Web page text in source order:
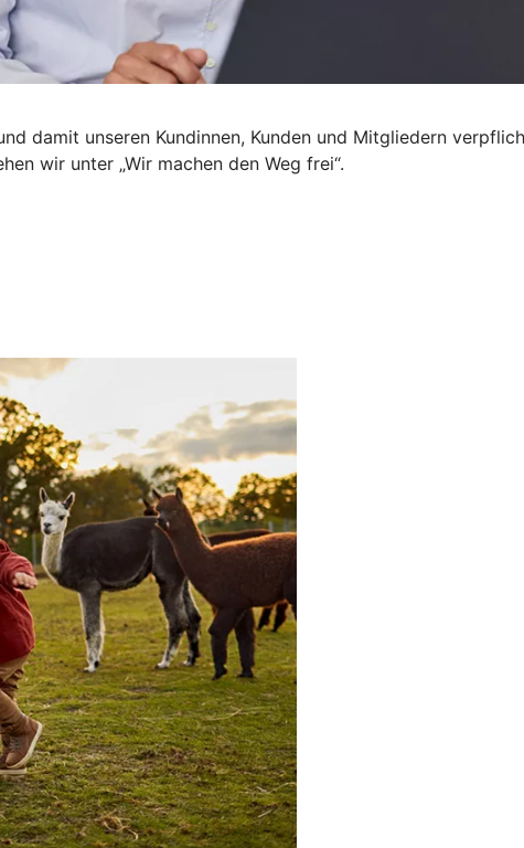
damit unseren Kundinnen, Kunden und Mitgliedern
wir unter „Wir machen den Weg frei“.